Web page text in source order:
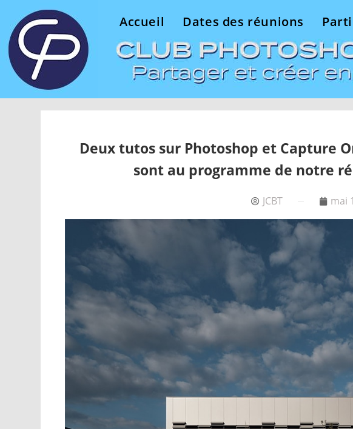
Accueil Dates des réunions
Deux tutos sur Photoshop et Capture
sont au programme de notre
JCBT mai